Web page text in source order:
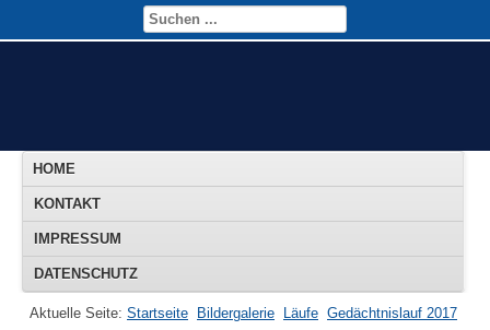
HOME
KONTAKT
IMPRESSUM
DATENSCHUTZ
Aktuelle Seite: Startseite Bildergalerie Läufe Gedächtnislauf 2017